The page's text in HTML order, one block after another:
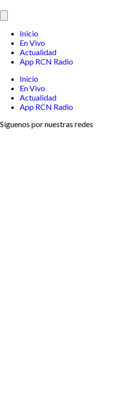
Inicio
En Vivo
Actualidad
App RCN Radio
Inicio
En Vivo
Actualidad
App RCN Radio
Síguenos por nuestras redes